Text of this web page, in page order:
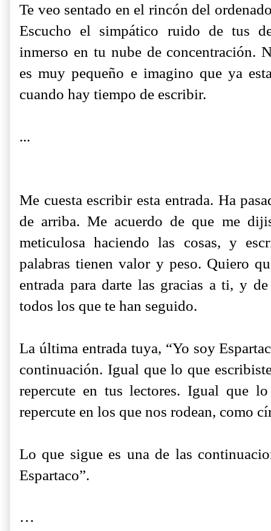
Te veo sentado en el rincón del
Escucho el simpático ruido de tus
inmerso en tu nube de concentración.
es muy pequeño e imagino que ya
cuando hay tiempo de escribir.
...
Me cuesta escribir esta entrada. Ha
de arriba. Me acuerdo de que me
meticulosa haciendo las cosas, y
palabras tienen valor y peso. Quiero
entrada para darte las gracias a ti, y
todos los que te han seguido.
La última entrada tuya, “Yo soy
continuación. Igual que lo que
repercute en tus lectores. Igual que
repercute en los que nos rodean, como
Lo que sigue es una de las
Espartaco”.
…